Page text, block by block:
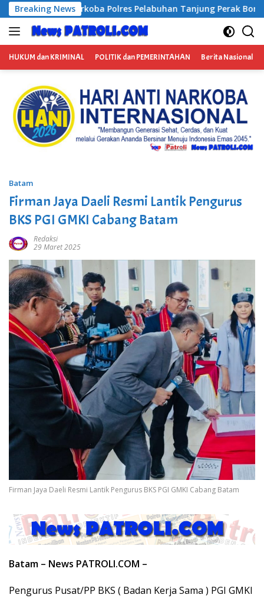
Langsung
ke
konten
Breaking News
Tanjung Perak Bongkar Tiga Jaringan Narkoba, Empat
HUKUM dan KRIMINAL POLITIK dan PEMERINTAHAN Berita Nasional
Batam
Firman Jaya Daeli Resmi Lantik Pengurus
BKS PGI GMKI Cabang Batam
Redaksi
29 Maret 2025
Firman Jaya Daeli Resmi Lantik Pengurus BKS PGI GMKI Cabang Batam
Batam – News PATROLI.COM –
Pengurus Pusat/PP BKS ( Badan Kerja Sama ) PGI GMKI